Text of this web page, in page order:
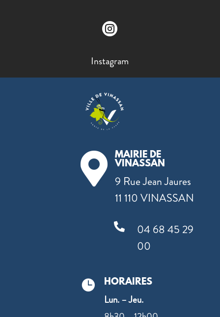

Instagram

MAIRIE DE
VINASSAN
9 Rue Jean Jaures
11 110 VINASSAN

04 68 45 29
00
 HORAIRES
Lun. – Jeu.